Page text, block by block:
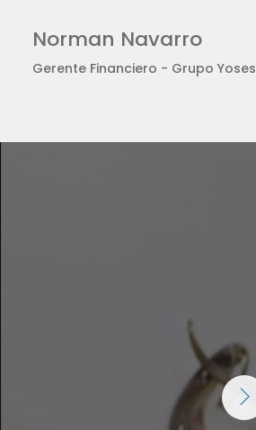
Norman Navarro
Gerente Financiero - Grupo Yoses